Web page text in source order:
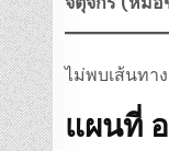
ไม่พบเส้นทา
แผนที่